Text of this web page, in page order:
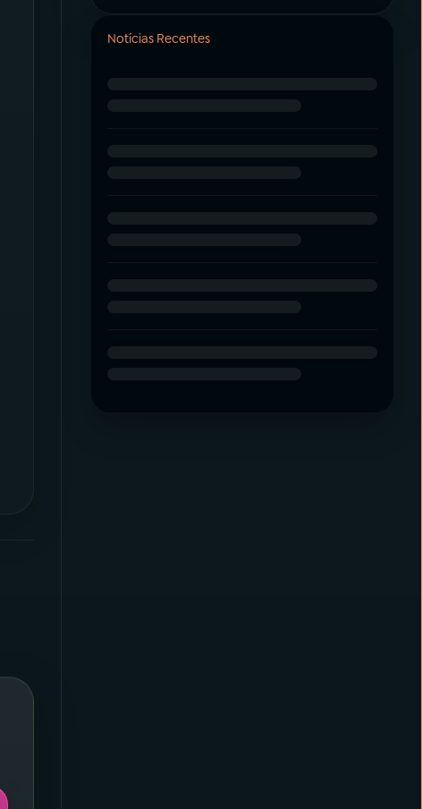
Notícias Recentes